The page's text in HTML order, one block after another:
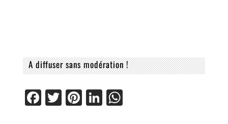
A diffuser sans modération !
Facebook
Twitter
Pinterest
LinkedIn
WhatsApp